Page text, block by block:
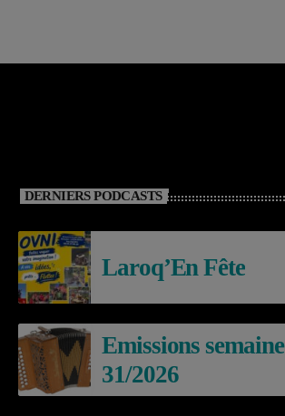
DERNIERS PODCASTS
Laroq’En Fête
Emissions semaine
31/2026